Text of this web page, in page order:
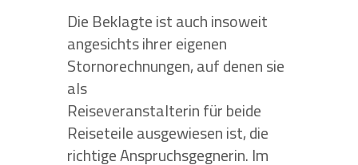
Die Beklagte ist auch insoweit
angesichts ihrer eigenen
Stornorechnungen, auf denen sie
als
Reiseveranstalterin für beide
Reiseteile ausgewiesen ist, die
richtige Anspruchsgegnerin. Im